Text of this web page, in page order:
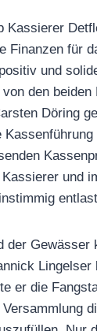
Kassierer
Finanzen für
und
den beiden
Döring
und
der Gewässer
Lingelser
er die